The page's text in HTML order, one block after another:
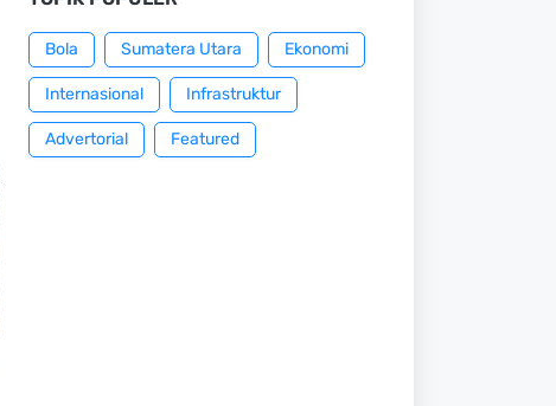
Bola Sumatera Utara Ekonomi
Internasional Infrastruktur
Advertorial Featured